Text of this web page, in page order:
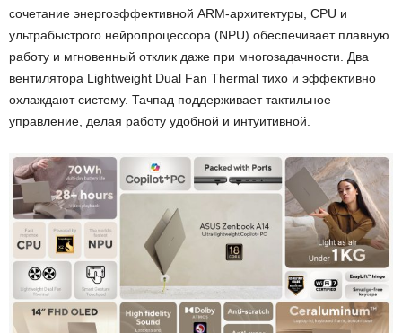
сочетание энергоэффективной ARM-архитектуры, CPU и
ультрабыстрого нейропроцессора (NPU) обеспечивает плавную
работу и мгновенный отклик даже при многозадачности. Два
вентилятора Lightweight Dual Fan Thermal тихо и эффективно
охлаждают систему. Тачпад поддерживает тактильное
управление, делая работу удобной и интуитивной.